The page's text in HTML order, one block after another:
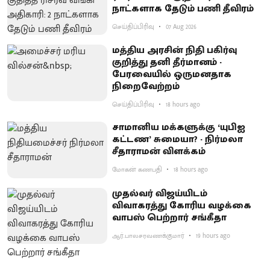
நாட்களாக தேடும் பணி தீவிரம்
செய்திப்பிரிவு 07 Aug 2026
மத்திய அரசின் நிதி பகிர்வு
குறித்து தனி தீர்மானம் -
பேரவையில் ஒருமனதாக
நிறைவேற்றம்
செய்திப்பிரிவு 18 hours ago
சாமானிய மக்களுக்கு ‘யுபிஐ
கட்டண’ சுமையா? - நிர்மலா
சீதாராமன் விளக்கம்
மோகன் கணபதி 18 hours ago
முதல்வர் விஜய்யிடம்
விவாகரத்து கோரிய வழக்கை
வாபஸ் பெற்றார் சங்கீதா
ஆர்.பாலசரவணக்குமார் 19 hours ago